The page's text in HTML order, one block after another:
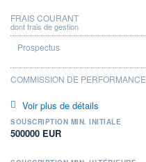
FRAIS COURANT
dont frais de gestion
COMMISSION DE PERFORMANCE
Voir plus de détails
SOUSCRIPTION MIN. INITIALE
500000 EUR